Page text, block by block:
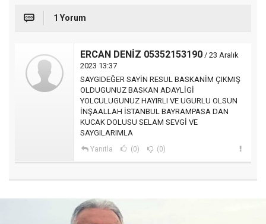
1 Yorum
ERCAN DENİZ 05352153190 / 23 Aralık
2023 13:37
SAYGIDEĞER SAYİN RESUL BASKANİM ÇIKMIŞ
OLDUGUNUZ BASKAN ADAYLİGİ
YOLCULUGUNUZ HAYIRLI VE UGURLU OLSUN
İNŞAALLAH İSTANBUL BAYRAMPASA DAN
KUCAK DOLUSU SELAM SEVGİ VE
SAYGILARIMLA
Yanıtla (0) (0)